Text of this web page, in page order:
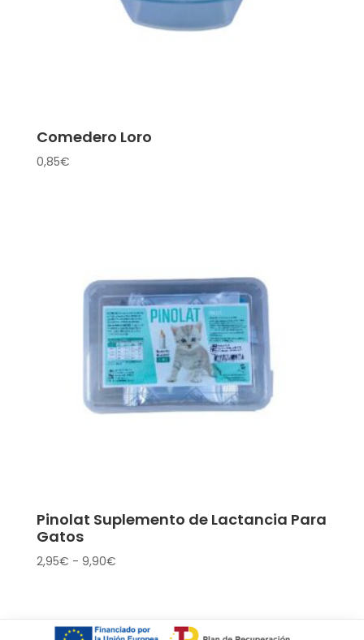
Comedero Loro
0,85€
Pinolat Suplemento de Lactancia Para
Gatos
2,95€ - 9,90€Rango
2,95€